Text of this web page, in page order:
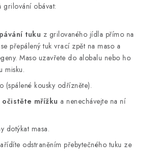
grilování obávat:
tuku z grilovaného jídla přímo na
přepálený tuk vrací zpět na maso a
Maso uzavřete do alobalu nebo ho
misku.
(spálené kousky odřízněte).
očistěte mřížku a nenechávejte na ní
dotýkat masa.
odstraněním přebytečného tuku ze